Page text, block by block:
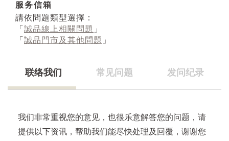
服务信箱
請依問題類型選擇：
「 誠品線上相關問題 」
「 誠品門市及其他問題 」
联络我们 常见问题 发问纪录
我们非常重视您的意见，也很乐意解答您的问题，请
提供以下资讯，帮助我们能尽快处理及回覆，谢谢您